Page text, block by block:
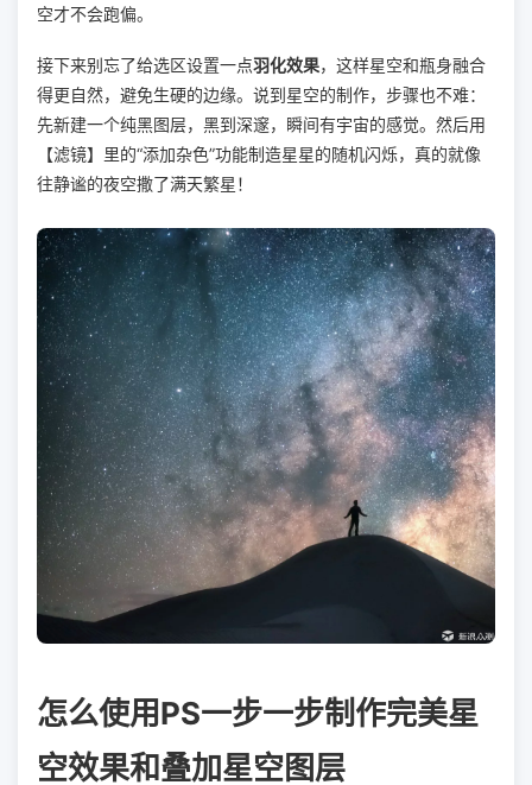
空才不会跑偏。
接下来别忘了给选区设置一点羽化效果，这样星空和瓶身融合
得更自然，避免生硬的边缘。说到星空的制作，步骤也不难：
先新建一个纯黑图层，黑到深邃，瞬间有宇宙的感觉。然后用
【滤镜】里的“添加杂色”功能制造星星的随机闪烁，真的就像
往静谧的夜空撒了满天繁星！
怎么使用PS一步一步制作完美星
空效果和叠加星空图层